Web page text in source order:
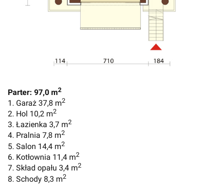
Parter: 97,0 m2
1. Garaż 37,8 m2
2. Hol 10,2 m2
3. Łazienka 3,7 m2
4. Pralnia 7,8 m2
5. Salon 14,4 m2
6. Kotłownia 11,4 m2
7. Skład opału 3,4 m2
8. Schody 8,3 m2